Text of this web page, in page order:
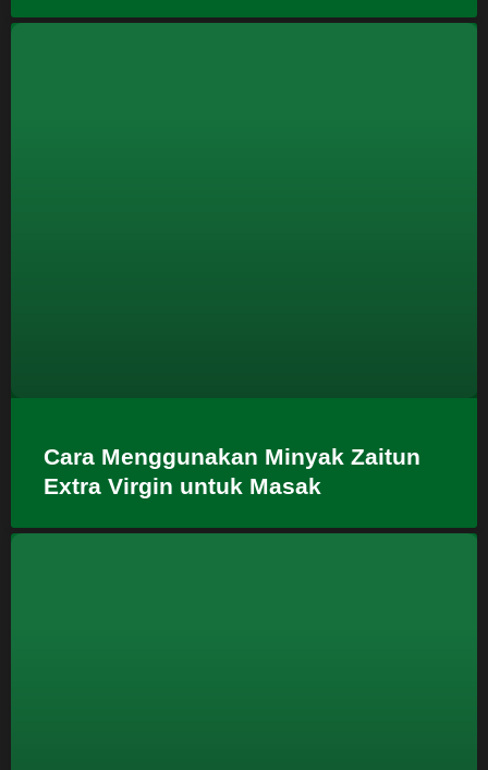
Cara Menggunakan Minyak Zaitun
Extra Virgin untuk Masak